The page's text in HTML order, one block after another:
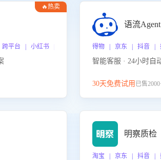
🔥热卖
平台 | 小红书 | 得物 | 企业微信
语流Agent
得物 | 京东 | 抖音 |
智能客服 · 24小时自
30天免费试用 已售
明察质检
淘宝 | 京东 | 抖音 |